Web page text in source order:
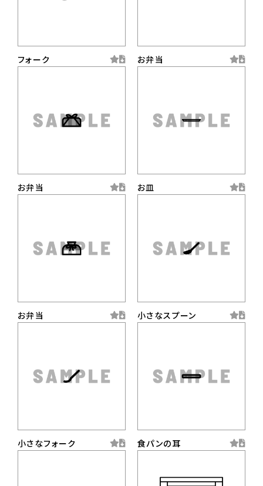
フォーク お弁当
お弁当 お皿
お弁当 小さなスプーン
小さなフォーク 食パンの耳